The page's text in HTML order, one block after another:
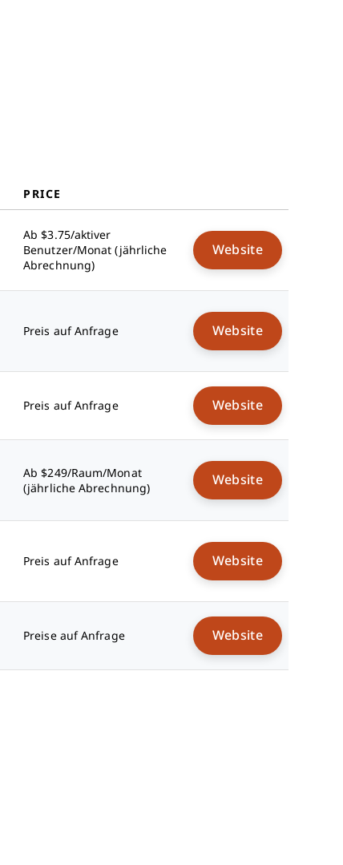
PRICE
Ab $3.75/aktiver
Benutzer/Monat (jährliche
Abrechnung)
Website
Preis auf Anfrage Website
Preis auf Anfrage Website
Ab $249/Raum/Monat
(jährliche Abrechnung)
Website
Preis auf Anfrage Website
Preise auf Anfrage Website